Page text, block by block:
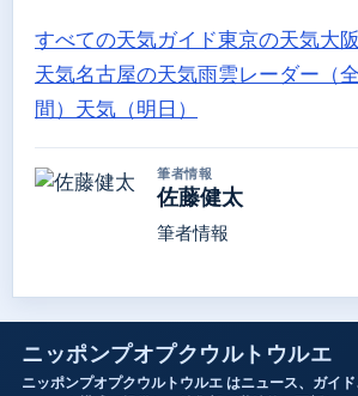
すべての天気ガイド東京の天気大
天気名古屋の天気雨雲レーダー（全
間） 天気（明日）
筆者情報
佐藤健太
筆者情報
ニッポンプオプクウルトウルエ
ニッポンプオプクウルトウルエ はニュース、ガイ